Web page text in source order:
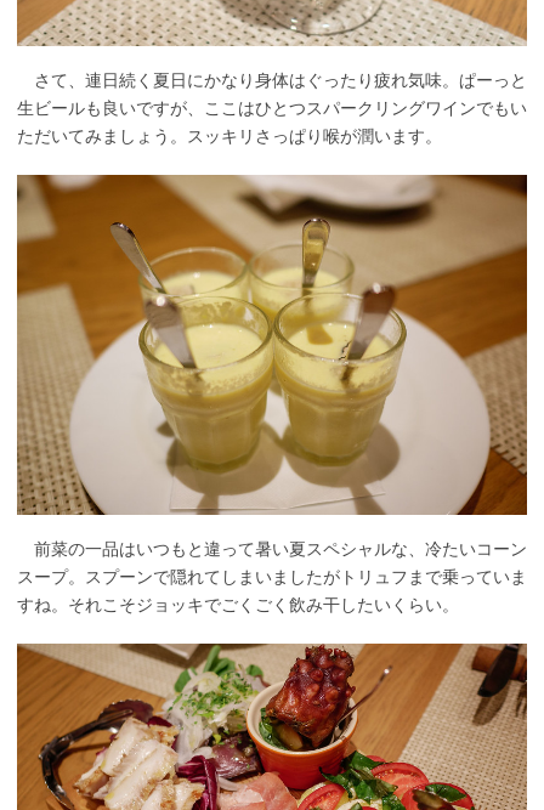
さて、連日続く夏日にかなり身体はぐったり疲れ気味。ぱーっと
生ビールも良いですが、ここはひとつスパークリングワインでもい
ただいてみましょう。スッキリさっぱり喉が潤います。
前菜の一品はいつもと違って暑い夏スペシャルな、冷たいコーン
スープ。スプーンで隠れてしまいましたがトリュフまで乗っていま
すね。それこそジョッキでごくごく飲み干したいくらい。